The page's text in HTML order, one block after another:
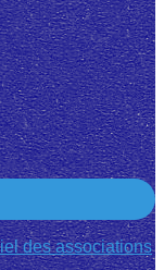
des associations